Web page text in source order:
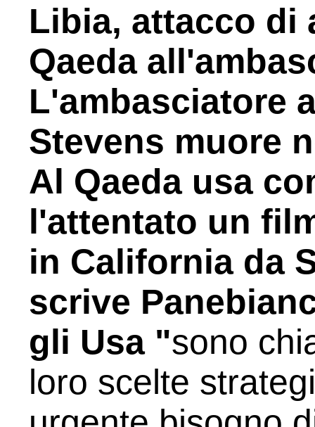
Libia, attacco di
Qaeda
L'ambasciatore
Stevens muore
Al Qaeda usa
l'attentato un
in California da
scrive
gli Usa "sono
loro scelte